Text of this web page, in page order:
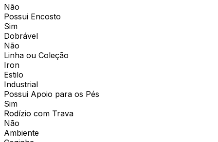
Não
Possui Encosto
Sim
Dobrável
Não
Linha ou Coleção
Iron
Estilo
Industrial
Possui Apoio para os Pés
Sim
Rodízio com Trava
Não
Ambiente